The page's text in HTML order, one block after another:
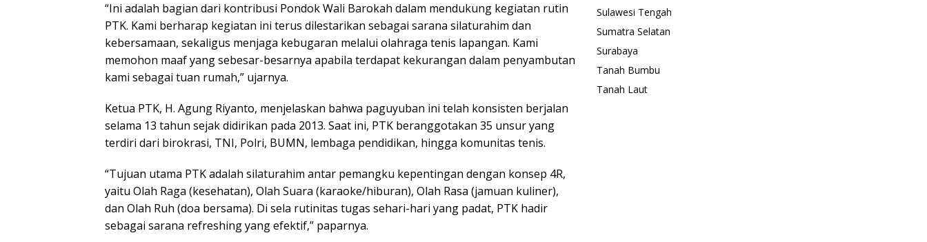
“Ini adalah bagian dari kontribusi Pondok Wali Barokah dalam mendukung kegiatan rutin
PTK. Kami berharap kegiatan ini terus dilestarikan sebagai sarana silaturahim dan
kebersamaan, sekaligus menjaga kebugaran melalui olahraga tenis lapangan. Kami
memohon maaf yang sebesar-besarnya apabila terdapat kekurangan dalam penyambutan
kami sebagai tuan rumah,” ujarnya.
Ketua PTK, H. Agung Riyanto, menjelaskan bahwa paguyuban ini telah konsisten berjalan
selama 13 tahun sejak didirikan pada 2013. Saat ini, PTK beranggotakan 35 unsur yang
terdiri dari birokrasi, TNI, Polri, BUMN, lembaga pendidikan, hingga komunitas tenis.
“Tujuan utama PTK adalah silaturahim antar pemangku kepentingan dengan konsep 4R,
yaitu Olah Raga (kesehatan), Olah Suara (karaoke/hiburan), Olah Rasa (jamuan kuliner),
dan Olah Ruh (doa bersama). Di sela rutinitas tugas sehari-hari yang padat, PTK hadir
sebagai sarana refreshing yang efektif,” paparnya.
Sulawesi Tengah
Sumatra Selatan
Surabaya
Tanah Bumbu
Tanah Laut